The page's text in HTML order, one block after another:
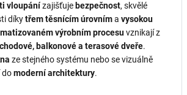
vloupánízajišťuje bezpečnost, skvělé
díkytřem těsnícím úrovníma vysokou
výrobním procesuvznikají z
balkonové a terasové dveře.
ze stejného systému nebo se vizuálně
domoderní architektury.